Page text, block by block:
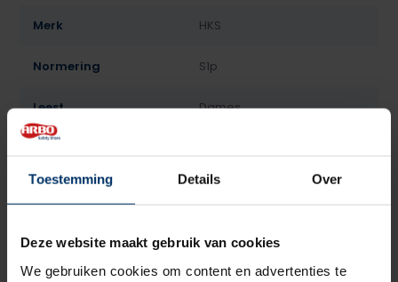
Toestemming Details Over
Deze website maakt gebruik van cookies
We gebruiken cookies om content en advertenties te
Merk HKS
Normering S1p
Leest Dames
Sluiting Veter
Voering Textiel